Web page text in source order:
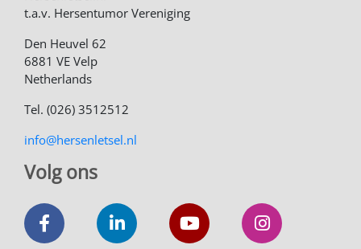
t.a.v. Hersentumor Vereniging
Den Heuvel 62
6881 VE Velp
Netherlands
Tel. (026) 3512512
info@hersenletsel.nl
Volg ons